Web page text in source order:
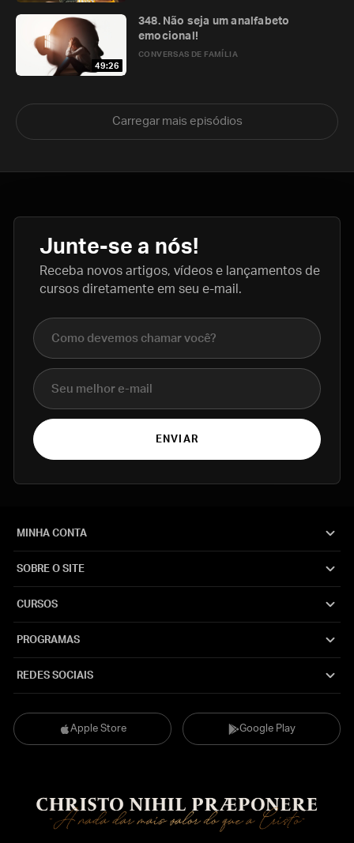
49:26
CONVERSAS DE FAMÍLIA
348. Não seja um analfabeto
emocional!
Carregar mais episódios
Junte-se a nós!
Receba novos artigos, vídeos e lançamentos de
cursos diretamente em seu e-mail.
Nome completo
E-mail
ENVIAR
Apple Store Google Play
MINHA CONTA
SOBRE O SITE
CURSOS
PROGRAMAS
REDES SOCIAIS